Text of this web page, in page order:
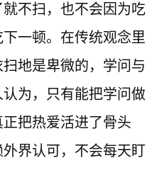
不扫，也不会因为吃
一顿。在传统观念里
地是卑微的，学问与
为，只有能把学问做
把热爱活进了骨头
界认可，不会每天盯